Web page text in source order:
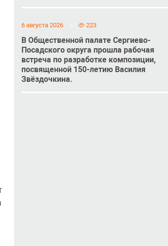
6 августа 2026 223
В Общественной палате Сергиево-
Посадского округа прошла рабочая
встреча по разработке композиции,
посвященной 150-летию Василия
Звёздочкина.